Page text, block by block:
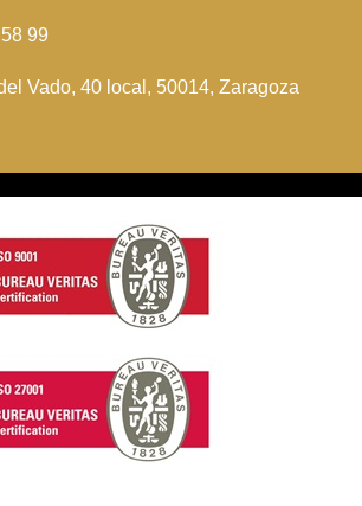
99
Vado, 40 local, 50014, Zaragoza